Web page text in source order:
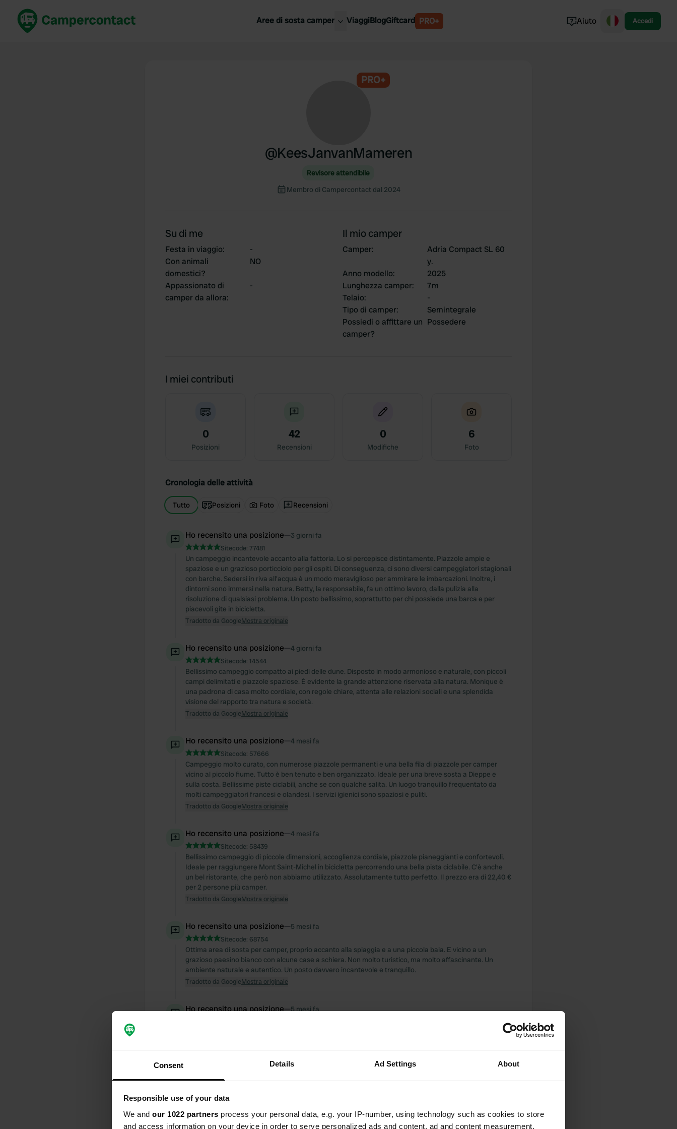
Consent Details Ad Settings About
Responsible use of your data
We and our 1022 partners process your personal data, e.g. your IP-number, using technology such as cookies to store
and access information on your device in order to serve personalized ads and content, ad and content measurement,
Aree di sosta camper ViaggiBlogGiftcard PRO+ Aiuto Accedi
PRO+
@KeesJanvanMameren
Revisore attendibile
Membro di Campercontact dal 2024
Su di me
Festa in viaggio:
-
Con animali
domestici?
NO
Appassionato di
camper da allora:
-
Il mio camper
Camper:
Adria Compact SL 60
y.
Anno modello:
2025
Lunghezza camper:
7m
Telaio:
-
Tipo di camper:
Semintegrale
Possiedi o affittare un
camper?
Possedere
I miei contributi
0
Posizioni
42
Recensioni
0
Modifiche
6
Foto
Cronologia delle attività
Tutto Posizioni Foto Recensioni
Ho recensito una posizione—3 giorni fa
Sitecode: 77481
Un campeggio incantevole accanto alla fattoria. Lo si percepisce distintamente. Piazzole ampie e
spaziose e un grazioso porticciolo per gli ospiti. Di conseguenza, ci sono diversi campeggiatori stagionali
con barche. Sedersi in riva all'acqua è un modo meraviglioso per ammirare le imbarcazioni. Inoltre, i
dintorni sono immersi nella natura. Betty, la responsabile, fa un ottimo lavoro, dalla pulizia alla
risoluzione di qualsiasi problema. Un posto bellissimo, soprattutto per chi possiede una barca e per
piacevoli gite in bicicletta.
Tradotto da GoogleMostra originale
Ho recensito una posizione—4 giorni fa
Sitecode: 14544
Bellissimo campeggio compatto ai piedi delle dune. Disposto in modo armonioso e naturale, con piccoli
campi delimitati e piazzole spaziose. È evidente la grande attenzione riservata alla natura. Monique è
una padrona di casa molto cordiale, con regole chiare, attenta alle relazioni sociali e una splendida
visione del rapporto tra natura e società.
Tradotto da GoogleMostra originale
Ho recensito una posizione—4 mesi fa
Sitecode: 57666
Campeggio molto curato, con numerose piazzole permanenti e una bella fila di piazzole per camper
vicino al piccolo fiume. Tutto è ben tenuto e ben organizzato. Ideale per una breve sosta a Dieppe e
sulla costa. Bellissime piste ciclabili, anche se con qualche salita. Un luogo tranquillo frequentato da
molti campeggiatori francesi e olandesi. I servizi igienici sono spaziosi e puliti.
Tradotto da GoogleMostra originale
Ho recensito una posizione—4 mesi fa
Sitecode: 58439
Bellissimo campeggio di piccole dimensioni, accoglienza cordiale, piazzole pianeggianti e confortevoli.
Ideale per raggiungere Mont Saint-Michel in bicicletta percorrendo una bella pista ciclabile. C'è anche
un bel ristorante, che però non abbiamo utilizzato. Assolutamente tutto perfetto. Il prezzo era di 22,40 €
per 2 persone più camper.
Tradotto da GoogleMostra originale
Ho recensito una posizione—5 mesi fa
Sitecode: 68754
Ottima area di sosta per camper, proprio accanto alla spiaggia e a una piccola baia. E vicino a un
grazioso paesino bianco con alcune case a schiera. Non molto turistico, ma molto affascinante. Un
ambiente naturale e autentico. Un posto davvero incantevole e tranquillo.
Tradotto da GoogleMostra originale
Ho recensito una posizione—5 mesi fa
monastero è impressionante, se è questo che vi interessa.
Mostra originale
Ottimo campeggio, eravamo in prima fila sul tranquillo viale, separati da una recinzione. Ospitale, un po'
datato, ma con molti servizi igienici. Passeggiate lungo il viale. La città non è molto attraente, ma è una